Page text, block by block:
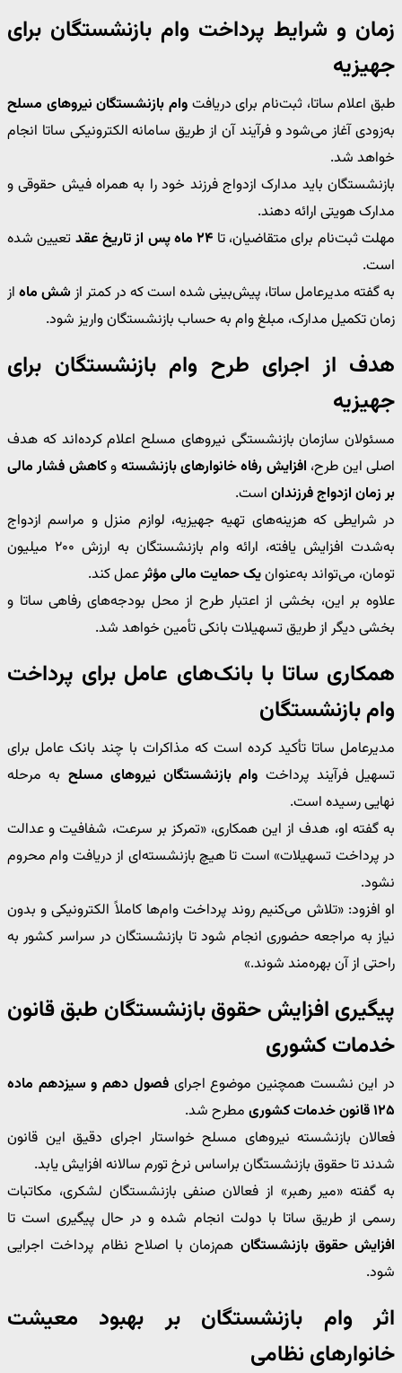
زمان و شرایط پرداخت وام بازنشستگان برای
جهیزیه
طبق اعلام ساتا، ثبت‌نام برای دریافت وام بازنشستگان نیروهای مسلح
به‌زودی آغاز می‌شود و فرآیند آن از طریق سامانه الکترونیکی ساتا انجام
خواهد شد.
بازنشستگان باید مدارک ازدواج فرزند خود را به همراه فیش حقوقی و
مدارک هویتی ارائه دهند.
مهلت ثبت‌نام برای متقاضیان، تا ۲۴ ماه پس از تاریخ عقد
تعیین شده
است.
به گفته مدیرعامل ساتا، پیش‌بینی شده است که در کمتر از شش ماه از
زمان تکمیل مدارک، مبلغ وام به حساب بازنشستگان واریز شود.
هدف از اجرای طرح وام بازنشستگان برای
جهیزیه
مسئولان سازمان بازنشستگی نیروهای مسلح اعلام کرده‌اند که هدف
اصلی این طرح، افزایش رفاه خانوارهای بازنشسته وکاهش فشار مالی
بر زمان ازدواج فرزندان است.
در شرایطی که هزینه‌های تهیه جهیزیه، لوازم منزل و مراسم ازدواج
به‌شدت افزایش یافته، ارائه وام بازنشستگان به ارزش ۲۰۰ میلیون
تومان، می‌تواند به‌عنوانیک حمایت مالی مؤثرعمل کند.
علاوه بر این، بخشی از اعتبار طرح از محل بودجه‌های رفاهی ساتا و
بخشی دیگر از طریق تسهیلات بانکی تأمین خواهد شد.
همکاری ساتا با بانک‌های عامل برای پرداخت
وام بازنشستگان
مدیرعامل ساتا تأکید کرده است که مذاکرات با چند بانک عامل برای
تسهیل فرآیند پرداخت وام بازنشستگان نیروهای مسلح به مرحله
نهایی رسیده است.
به گفته او، هدف از این همکاری، «تمرکز بر سرعت، شفافیت و عدالت
در پرداخت تسهیلات» است تا هیچ بازنشسته‌ای از دریافت وام محروم
نشود.
او افزود: «تلاش می‌کنیم روند پرداخت وام‌ها کاملاً الکترونیکی و بدون
نیاز به مراجعه حضوری انجام شود تا بازنشستگان در سراسر کشور به
راحتی از آن بهره‌مند شوند.»
پیگیری افزایش حقوق بازنشستگان طبق قانون
خدمات کشوری
در این نشست همچنین موضوع اجرایفصول دهم و سیزدهم ماده
۱۲۵ قانون خدمات کشوری
مطرح شد.
فعالان بازنشسته نیروهای مسلح خواستار اجرای دقیق این قانون
شدند تا حقوق بازنشستگان براساس نرخ تورم سالانه افزایش یابد.
به گفته «میر رهبر» از فعالان صنفی بازنشستگان لشکری، مکاتبات
رسمی از طریق ساتا با دولت انجام شده و در حال پیگیری است تا
افزایش حقوق بازنشستگان هم‌زمان با اصلاح نظام پرداخت اجرایی
شود.
اثر وام بازنشستگان بر بهبود معیشت
خانوارهای نظامی